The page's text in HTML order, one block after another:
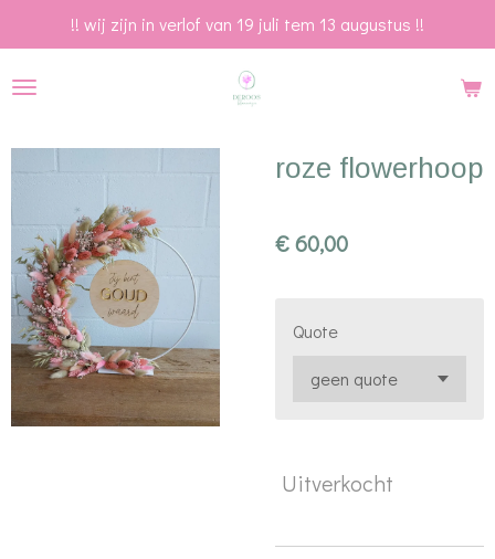
naar
hoofdinhoud
!! wij zijn in verlof van 19 juli tem 13 augustus !!
roze flowerhoop
€ 60,00
Quote
Uitverkocht